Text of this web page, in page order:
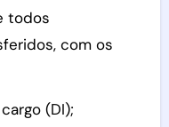
todos
com os
(DI);